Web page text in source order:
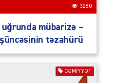
3280
mübarizə –
təzahürü
CƏMIYYƏT